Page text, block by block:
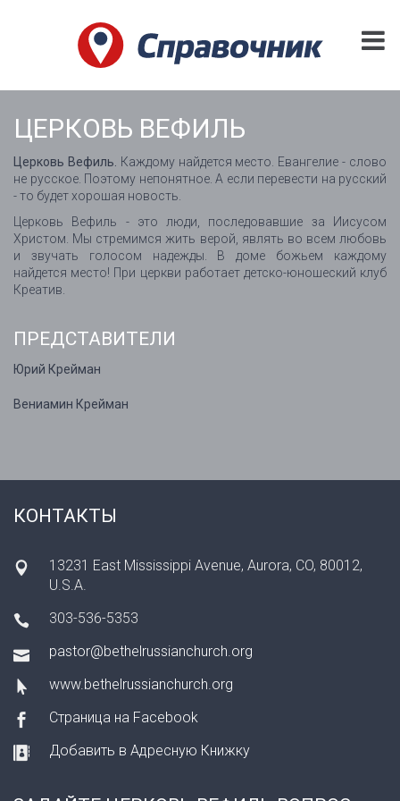
ЦЕРКОВЬ ВЕФИЛЬ
Церковь Вефиль.
Каждому найдется место. Евангелие - слово
не русское. Поэтому непонятное. А если перевести на русский
- то будет хорошая новость.
Церковь Вефиль - это люди, последовавшие за Иисусом
Христом. Мы стремимся жить верой, являть во всем любовь
и звучать голосом надежды. В доме божьем каждому
найдется место! При церкви работает детско-юношеский клуб
Креатив.
ПРЕДСТАВИТЕЛИ
Юрий Крейман
Вениамин Крейман
КОНТАКТЫ
13231 East Mississippi Avenue, Aurora, CO, 80012,
U.S.A.
303-536-5353
pastor@bethelrussianchurch.org
www.bethelrussianchurch.org
Страница на Facebook
Добавить в Адресную Книжку